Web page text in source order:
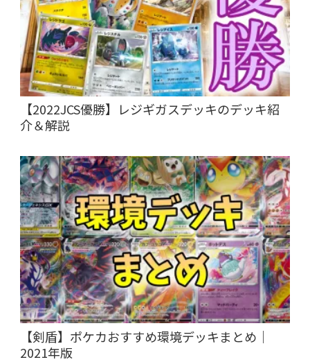
【2022JCS優勝】レジギガスデッキのデッキ紹
介＆解説
【剣盾】ポケカおすすめ環境デッキまとめ｜
2021年版